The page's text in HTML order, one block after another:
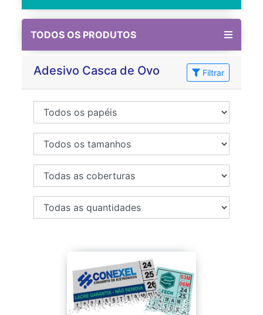
TODOS OS PRODUTOS
Adesivo Casca de Ovo Filtrar